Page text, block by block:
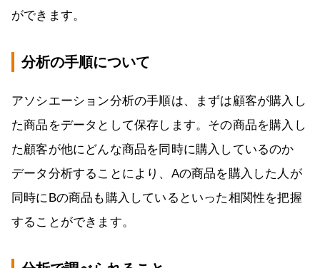
ができます。
分析の手順について
アソシエーション分析の手順は、まずは顧客が購入し
た商品をデータとして保存します。その商品を購入し
た顧客が他にどんな商品を同時に購入しているのか
データ分析することにより、Aの商品を購入した人が
同時にBの商品も購入しているといった相関性を把握
することができます。